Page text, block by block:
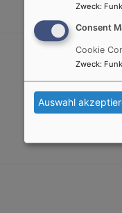
Zweck:
Consent
Cookie
Zweck:
Auswahl